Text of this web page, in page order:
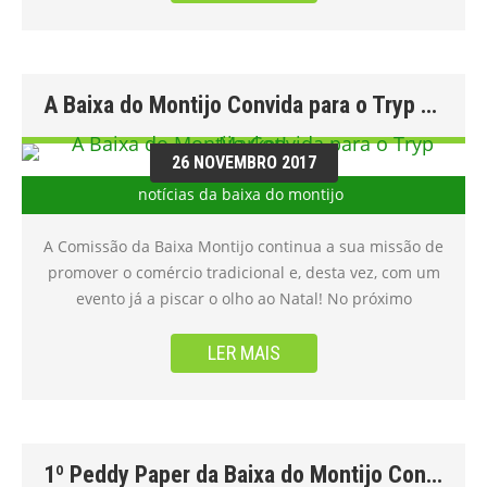
Meninos, do Centro Social de São Pedro do Afonsoeiro.
Fonte: https://www.mun-
montijo.pt/frontoffice/pages/814?news_id=2922
A Baixa do Montijo Convida para o Tryp Market!
26 NOVEMBRO 2017
notícias da baixa do montijo
A Comissão da Baixa Montijo continua a sua missão de
promover o comércio tradicional e, desta vez, com um
evento já a piscar o olho ao Natal! No próximo
portas abertas, entre as 10h00 e as 19h00, no Tryp
Montijo Parque Hotel. O Natal vai marcar a sua
mais recentes coleções de mais de 50 marcas de
LER MAIS
1º Peddy Paper da Baixa do Montijo ConVida